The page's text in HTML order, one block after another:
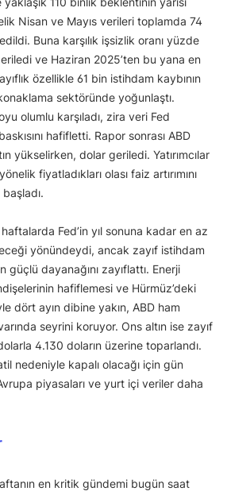
Nisan ve Mayıs verileri toplamda 74
Buna karşılık işsizlik oranı yüzde
ve Haziran 2025’ten bu yana en
özellikle 61 bin istihdam kaybının
sektöründe yoğunlaştı.
olumlu karşıladı, zira veri Fed
hafifletti. Rapor sonrası ABD
yükselirken, dolar geriledi. Yatırımcılar
fiyatladıkları olası faiz artırımını
Fed’in yıl sonuna kadar en az
yönündeydi, ancak zayıf istihdam
dayanağını zayıflattı. Enerji
hafiflemesi ve Hürmüz’deki
dört ayın dibine yakın, ABD ham
seyrini koruyor. Ons altın ise zayıf
4.130 doların üzerine toparlandı.
nedeniyle kapalı olacağı için gün
piyasaları ve yurt içi veriler daha
en kritik gündemi bugün saat